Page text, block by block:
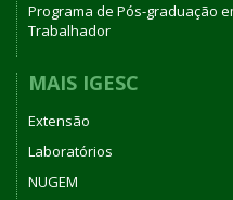
Programa de Pós-graduação
Trabalhador
MAIS IGESC
Extensão
Laboratórios
NUGEM